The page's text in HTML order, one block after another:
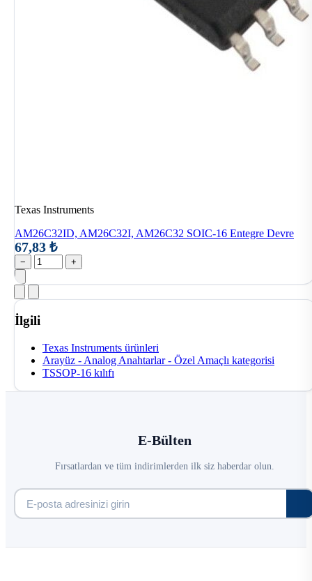
Texas Instruments
AM26C32ID, AM26C32I, AM26C32 SOIC-16 Entegre Devre
67,83 ₺
− +
İlgili
Texas Instruments ürünleri
Arayüz - Analog Anahtarlar - Özel Amaçlı kategorisi
TSSOP-16 kılıfı
E-Bülten
Fırsatlardan ve tüm indirimlerden ilk siz haberdar olun.